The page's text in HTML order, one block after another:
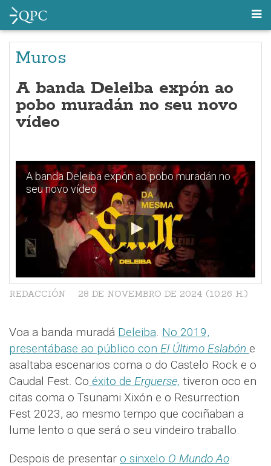
Muros
A banda Deleiba expón ao
pobo muradán no seu novo
vídeo
A banda Deleiba expón ao pobo muradán no
seu novo vídeo
28 DE NOVEMBRO DE 2024 (10:26 H.)
REDACCIÓN
Voa a banda muradá Deleiba. No 2019,
presentábase ao público con El Último Eslabón e
asaltaba escenarios coma o do Castelo Rock e o
Caudal Fest. Co éxito de Erguerse, tiveron oco en
citas coma o Tsunami Xixón e o Resurrection
Fest 2023, ao mesmo tempo que cociñaban a
lume lento o que será o seu vindeiro traballo.
Despois de presentar o sinxelo O Mundo Ao